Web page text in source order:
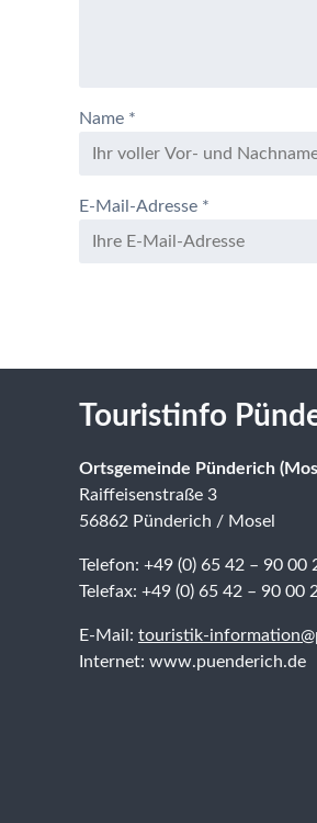
Name *
E-Mail-Adresse *
Touristinfo
Ortsgemeinde Pünderich
Raiffeisenstraße 3
56862 Pünderich / Mosel
Telefon: +49 (0) 65 42 – 90 00
Telefax: +49 (0) 65 42 – 90 00
E-Mail: touristik-
Internet: www.puenderich.de